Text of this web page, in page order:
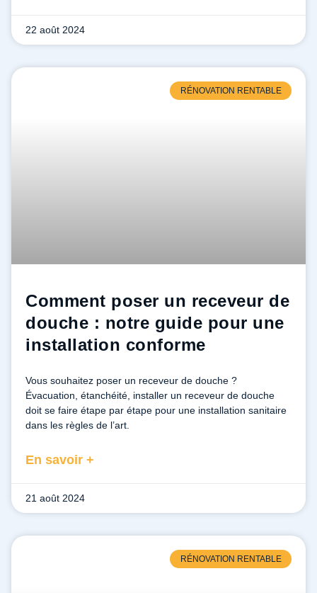
22 août 2024
RÉNOVATION RENTABLE
Comment poser un receveur de
douche : notre guide pour une
installation conforme
Vous souhaitez poser un receveur de douche ?
Évacuation, étanchéité, installer un receveur de douche
doit se faire étape par étape pour une installation sanitaire
dans les règles de l’art.
En savoir +
21 août 2024
RÉNOVATION RENTABLE